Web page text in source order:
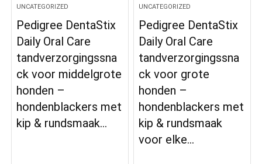
UNCATEGORIZED
Pedigree DentaStix
Daily Oral Care
tandverzorgingssna
ck voor middelgrote
honden –
hondenblackers met
kip & rundsmaak…
UNCATEGORIZED
Pedigree DentaStix
Daily Oral Care
tandverzorgingssna
ck voor grote
honden –
hondenblackers met
kip & rundsmaak
voor elke…